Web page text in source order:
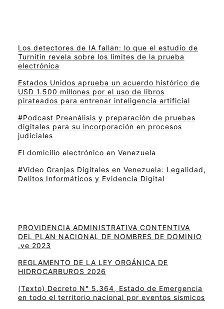
Los detectores de IA fallan: lo que el estudio de
Turnitin revela sobre los límites de la prueba
electrónica
Estados Unidos aprueba un acuerdo histórico de
USD 1.500 millones por el uso de libros
pirateados para entrenar inteligencia artificial
#Podcast Preanálisis y preparación de pruebas
digitales para su incorporación en procesos
judiciales
El domicilio electrónico en Venezuela
#Video Granjas Digitales en Venezuela: Legalidad,
Delitos Informáticos y Evidencia Digital
PROVIDENCIA ADMINISTRATIVA CONTENTIVA
DEL PLAN NACIONAL DE NOMBRES DE DOMINIO
.ve 2023
REGLAMENTO DE LA LEY ORGÁNICA DE
HIDROCARBUROS 2026
(Texto) Decreto N° 5.364, Estado de Emergencia
en todo el territorio nacional por eventos sismicos